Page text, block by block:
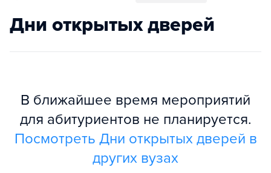
Дни открытых дверей
В ближайшее время мероприятий
для абитуриентов не планируется.
Посмотреть Дни открытых дверей в
других вузах